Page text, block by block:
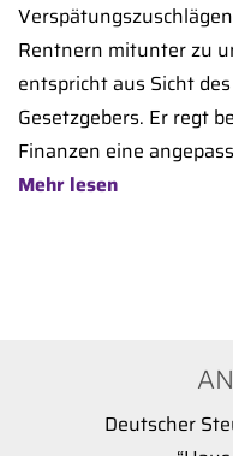
Rentnern mitunter zu
entspricht aus Sicht
Gesetzgebers. Er regt
Finanzen eine
Mehr lesen
Deutscher